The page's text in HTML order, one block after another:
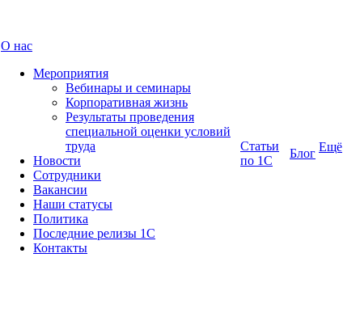
О нас
Мероприятия
Вебинары и семинары
Корпоративная жизнь
Результаты проведения
специальной оценки условий
труда
Новости
Сотрудники
Вакансии
Наши статусы
Политика
Последние релизы 1C
Контакты
Статьи
по 1С
Блог Ещё